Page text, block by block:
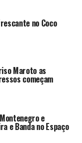
no Coco
Maroto as
começam
e
e Banda no Espaço